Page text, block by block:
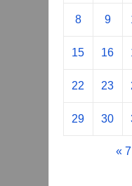
8 9
15 16
22 23
29 30
« 7